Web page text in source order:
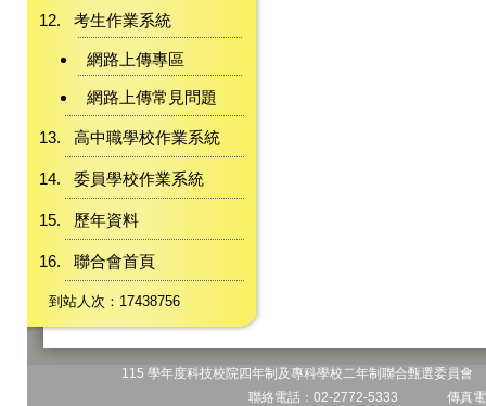
考生作業系統
網路上傳專區
網路上傳常見問題
高中職學校作業系統
委員學校作業系統
歷年資料
聯合會首頁
到站人次：17438756
115 學年度科技校院四年制及專科學校二年制聯合甄選委員
聯絡電話：02-2772-5333 傳真